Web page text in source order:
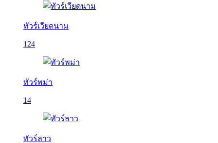
ทัวร์เวียดนาม
124
ทัวร์พม่า
14
ทัวร์ลาว